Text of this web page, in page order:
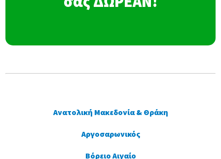
Ανατολική Μακεδονία & Θράκη
Αργοσαρωνικός
Βόρειο Αιγαίο